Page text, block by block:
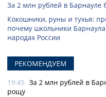
За 2 млн рублей в Барнауле
Кокошники, руны и тухья:
почему школьники
народах России
РЕКОМЕНДУЕМ
19:45 За 2 млн рублей в
рощу